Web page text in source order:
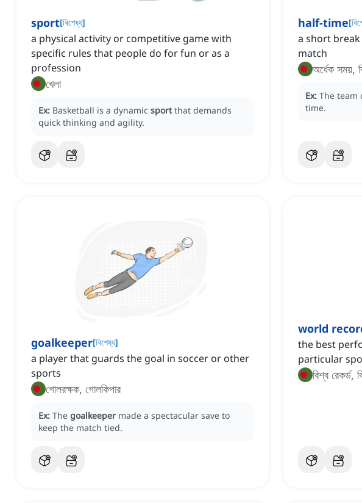
sport[বিশেষ্য]
a physical activity or competitive game with
specific rules that people do for fun or as a
profession
খেলা
Ex: Basketball is a dynamic sport that demands
quick thinking and agility.
half-time[
a short
match
অর্ধেক সময়,
Ex: The team
time.
goalkeeper[বিশেষ্য]
a player that guards the goal in soccer or other
sports
গোলরক্ষক, গোলকিপার
Ex: The goalkeeper made a spectacular save to
keep the match tied.
world
the best
particular
বিশ্ব রেকর্ড,